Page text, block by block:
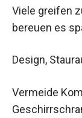
Viele greifen
bereuen es
Design,
Vermeide